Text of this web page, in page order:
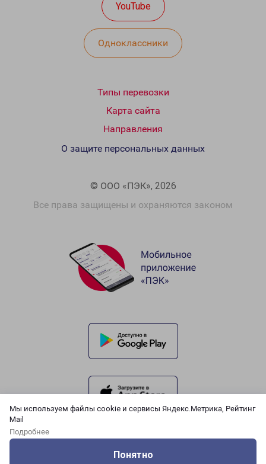
Мы используем файлы cookie и сервисы Яндекс.Метрика, Рейтинг
Mail
Подробнее
Понятно
YouTube
Одноклассники
Типы перевозки
Карта сайта
Направления
© ООО «ПЭК», 2026
Все права защищены и охраняются законом
О защите персональных данных